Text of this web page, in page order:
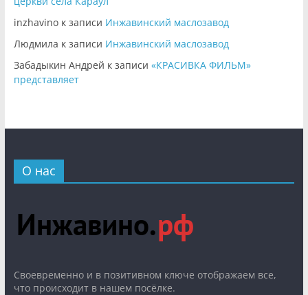
inzhavinoк записи Инжавинский маслозавод
Людмила к записи Инжавинский маслозавод
Забадыкин Андрей к записи «КРАСИВКА ФИЛЬМ»
представляет
О нас
Cвоевременно и в позитивном ключе отображаем все,
что происходит в нашем посёлке.